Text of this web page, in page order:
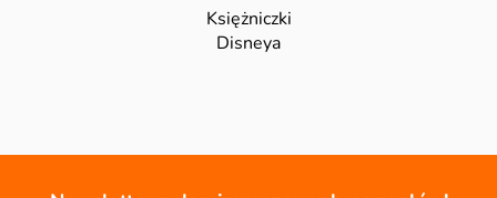
Księżniczki
Disneya